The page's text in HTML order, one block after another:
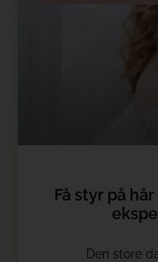
Få styr på
Den store